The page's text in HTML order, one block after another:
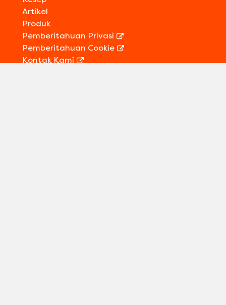
Artikel
Produk
Pemberitahuan Privasi
Pemberitahuan Cookie
Kontak Kami